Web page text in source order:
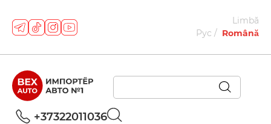
Limbă
Рус
Română
+37322011036